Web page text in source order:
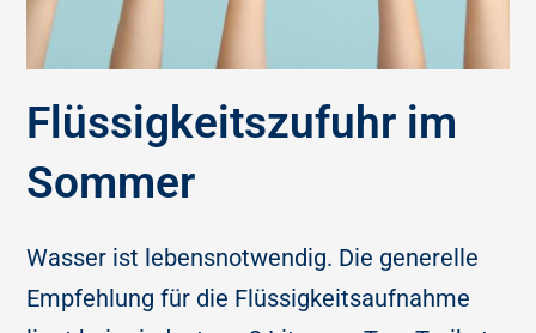
Flüssigkeitszufuhr im
Sommer
Wasser ist lebensnotwendig. Die generelle
Empfehlung für die Flüssigkeitsaufnahme